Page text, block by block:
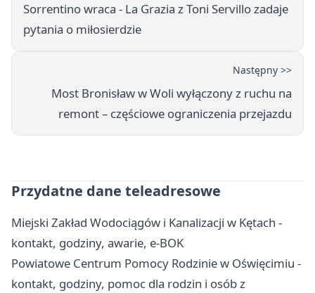
Sorrentino wraca - La Grazia z Toni Servillo zadaje
pytania o miłosierdzie
Następny >>
Most Bronisław w Woli wyłączony z ruchu na
remont – częściowe ograniczenia przejazdu
Przydatne dane teleadresowe
Miejski Zakład Wodociągów i Kanalizacji w Kętach -
kontakt, godziny, awarie, e-BOK
Powiatowe Centrum Pomocy Rodzinie w Oświęcimiu -
kontakt, godziny, pomoc dla rodzin i osób z